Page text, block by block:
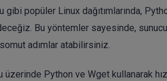
popüler Linux dağıtımlarında,
Bu yöntemler sayesinde,
adımlar atabilirsiniz.
üzerinde Python ve Wget kullanarak